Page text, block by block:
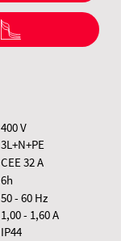
400 V
3L+N+PE
CEE 32 A
6h
50 - 60 Hz
1,00 - 1,60 A
IP44